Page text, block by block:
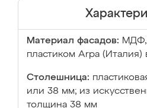
Материал фасадов: МДФ,
пластиком Arpa (Италия)
Столешница:
или 38 мм; из
толщина 38 мм